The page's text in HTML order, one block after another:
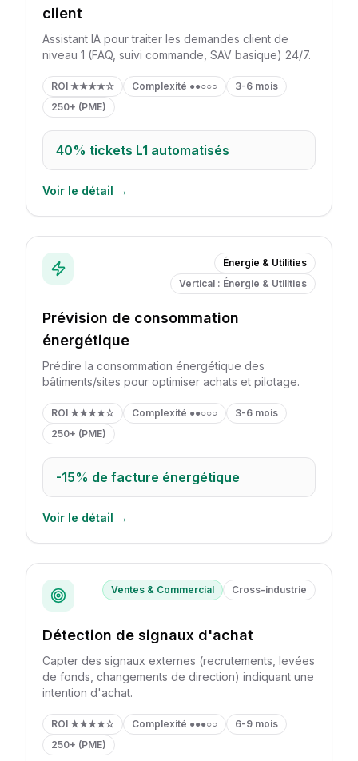
client
Assistant IA pour traiter les demandes client de
niveau 1 (FAQ, suivi commande, SAV basique) 24/7.
ROI ★★★★☆ Complexité ●●○○○
3-6 mois
250+ (PME)
40% tickets L1 automatisés
Voir le détail →
Énergie & Utilities
Vertical : Énergie & Utilities
Prévision de consommation
énergétique
Prédire la consommation énergétique des
bâtiments/sites pour optimiser achats et pilotage.
ROI ★★★★☆ Complexité ●●○○○
3-6 mois
250+ (PME)
-15% de facture énergétique
Voir le détail →
Ventes & Commercial Cross-industrie
Détection de signaux d'achat
Capter des signaux externes (recrutements, levées
de fonds, changements de direction) indiquant une
intention d'achat.
ROI ★★★★☆ Complexité ●●●○○
6-9 mois
250+ (PME)